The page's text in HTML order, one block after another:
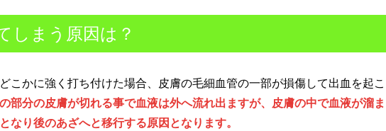
しまう原因は？
こかに強く打ち付けた場合、皮膚の毛細血管の一部が損傷して出血を起こ
部分の皮膚が切れる事で血液は外へ流れ出ますが、皮膚の中で血液が溜ま
なり後のあざへと移行する原因となります。